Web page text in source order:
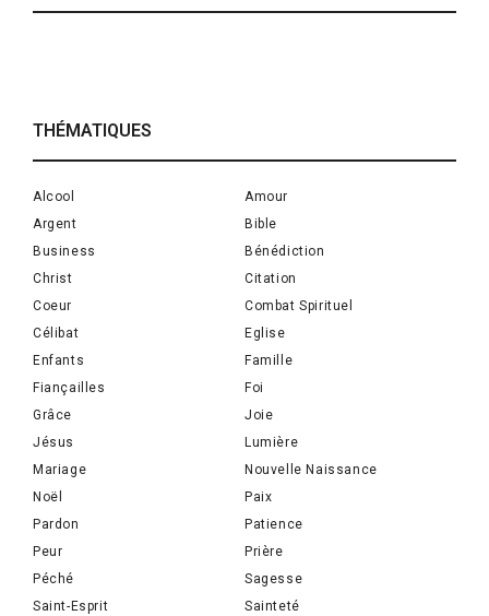
THÉMATIQUES
Alcool
Amour
Argent
Bible
Business
Bénédiction
Christ
Citation
Coeur
Combat Spirituel
Célibat
Eglise
Enfants
Famille
Fiançailles
Foi
Grâce
Joie
Jésus
Lumière
Mariage
Nouvelle Naissance
Noël
Paix
Pardon
Patience
Peur
Prière
Péché
Sagesse
Saint-Esprit
Sainteté